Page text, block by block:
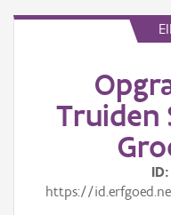
Gepubliceerde eindverslagen
Truiden
ID
https://